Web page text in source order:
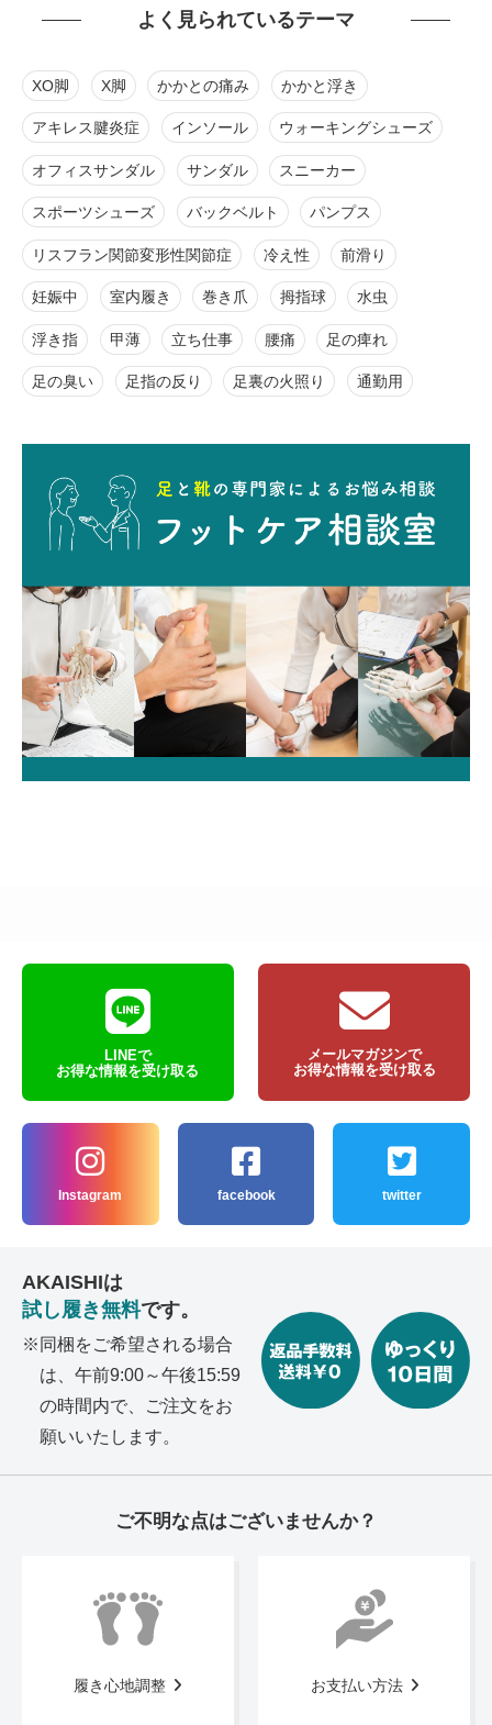
よく見られているテーマ
XO脚 X脚 かかとの痛み かかと浮き
アキレス腱炎症 インソール ウォーキングシューズ
オフィスサンダル サンダル スニーカー
スポーツシューズ バックベルト パンプス
リスフラン関節変形性関節症 冷え性 前滑り
妊娠中 室内履き 巻き爪 拇指球 水虫
浮き指 甲薄 立ち仕事 腰痛 足の痺れ
足の臭い 足指の反り 足裏の火照り 通勤用
LINEで
お得な情報を受け取る
メールマガジンで
お得な情報を受け取る
Instagram facebook twitter
AKAISHIは
試し履き無料です。
同梱をご希望される場合
は、午前9:00～午後15:59
の時間内で、ご注文をお
願いいたします。
ご不明な点はございませんか？
履き心地調整 お支払い方法